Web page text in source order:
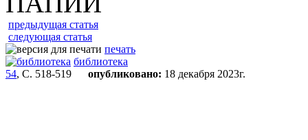
предыдущая статья
следующая статья
печать
библиотека
54, С. 518-519 опубликовано: 18 декабря 2023г.